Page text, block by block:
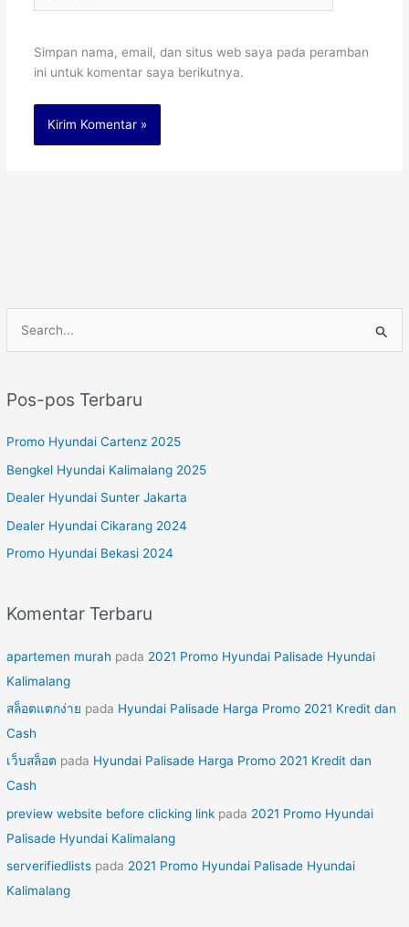
i
u
k
:
Pos-pos Terbaru
Promo Hyundai Cartenz 2025
Bengkel Hyundai Kalimalang 2025
Dealer Hyundai Sunter Jakarta
Dealer Hyundai Cikarang 2024
Promo Hyundai Bekasi 2024
Komentar Terbaru
apartemen murah pada 2021 Promo Hyundai Palisade Hyundai
Kalimalang
สล็อตแตกง่าย pada Hyundai Palisade Harga Promo 2021 Kredit dan
Cash
เว็บสล็อต pada Hyundai Palisade Harga Promo 2021 Kredit dan
Cash
preview website before clicking link pada 2021 Promo Hyundai
Palisade Hyundai Kalimalang
serverifiedlists pada 2021 Promo Hyundai Palisade Hyundai
Kalimalang
Simpan nama, email, dan situs web saya pada peramban
ini untuk komentar saya berikutnya.